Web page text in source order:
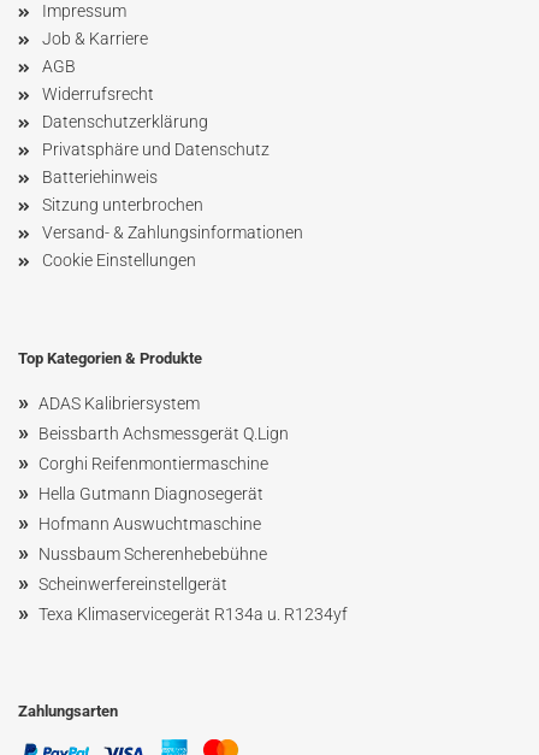
Impressum
Job & Karriere
AGB
Widerrufsrecht
Datenschutzerklärung
Privatsphäre und Datenschutz
Batteriehinweis
Sitzung unterbrochen
Versand- & Zahlungsinformationen
Cookie Einstellungen
Top Kategorien & Produkte
» ADAS Kalibriersystem
» Beissbarth Achsmessgerät Q.Lign
» Corghi Reifenmontiermaschine
» Hella Gutmann Diagnosegerät
» Hofmann Auswuchtmaschine
» NussbaumScherenhebebühne
» Scheinwerfereinstellgerät
» Texa Klimaservicegerät R134a u. R1234yf
Zahlungsarten